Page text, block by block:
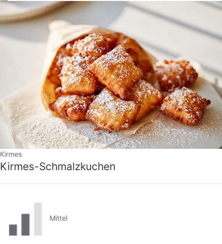
Kirmes
Kirmes-Schmalzkuchen
Mittel